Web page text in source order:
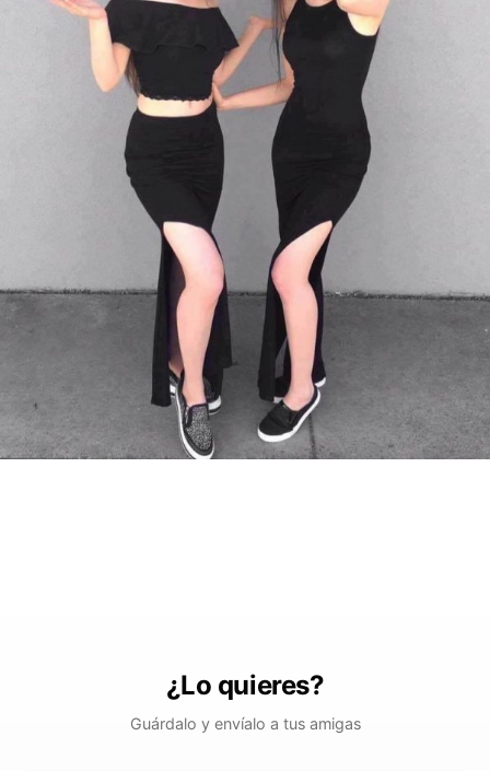
¿Lo quieres?
Guárdalo y envíalo a tus amigas